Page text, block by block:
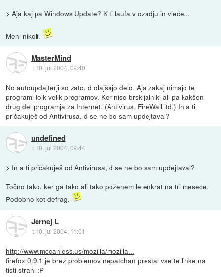
> Aja kaj pa Windows Update? K ti laufa v ozadju in vleče...
Meni nikoli.
MasterMind
:: 10. jul 2004, 09:40
No autoupdajterji so zato, d olajšajo delo. Aja zakaj nimajo te
programi tolk velik programov. Ker niso brskljalniki ali pa kakšen
drug del programja za Internet. (Antivirus, FireWall itd.) In a ti
pričakuješ od Antivirusa, d se ne bo sam updejtaval?
undefined
:: 10. jul 2004, 09:44
> In a ti pričakuješ od Antivirusa, d se ne bo sam updejtaval?
Točno tako, ker ga tako ali tako poženem le enkrat na tri mesece.
Podobno kot defrag.
Jernej L
:: 10. jul 2004, 11:01
http://www.mccanless.us/mozilla/mozilla...
firefox 0.9.1 je brez problemov nepatchan prestal vse te linke na
tisti strani :P